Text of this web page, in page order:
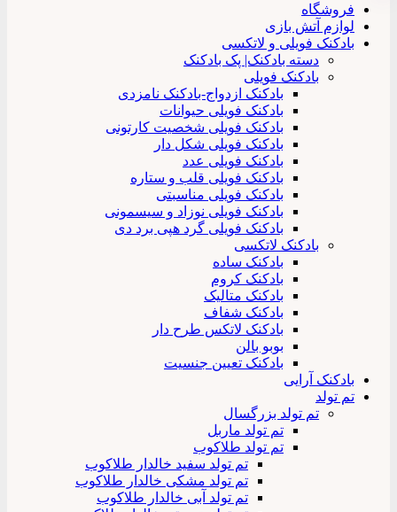
فروشگاه
لوازم آتش بازی
بادکنک فویلی و لاتکسی
دسته بادکنک| پک بادکنک
بادکنک فویلی
بادکنک ازدواج-بادکنک نامزدی
بادکنک فویلی حیوانات
بادکنک فویلی شخصیت کارتونی
بادکنک فویلی شکل دار
بادکنک فویلی عدد
بادکنک فویلی قلب و ستاره
بادکنک فویلی مناسبتی
بادکنک فویلی نوزاد و سیسمونی
بادکنک فویلی گرد هپی برد دی
بادکنک لاتکسی
بادکنک ساده
بادکنک کروم
بادکنک متالیک
بادکنک شفاف
بادکنک لاتکس طرح دار
بوبو بالن
بادکنک تعیین جنسیت
بادکنک آرایی
تم تولد
تم تولد بزرگسال
تم تولد ماربل
تم تولد طلاکوب
تم تولد سفید خالدار طلاکوب
تم تولد مشکی خالدار طلاکوب
تم تولد آبی خالدار طلاکوب